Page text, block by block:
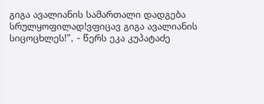
გიგა ავალიანის სამართალი დადგება
სრულყოფილად!ვფიცავ გიგა ავალიანის
სიცოცხლეს!”, - წერს ეკა კუპატაძე